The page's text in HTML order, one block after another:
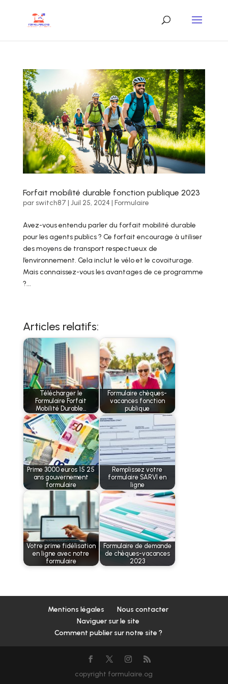
Forfait mobilité durable fonction publique 2023
par switch87 | Juil 25, 2024 | Formulaire
Avez-vous entendu parler du forfait mobilité durable
pour les agents publics ? Ce forfait encourage à utiliser
des moyens de transport respectueux de
l’environnement. Cela inclut le vélo et le covoiturage.
Mais connaissez-vous les avantages de ce programme
?...
Articles relatifs:
Télécharger le
Formulaire Forfait
Mobilité Durable…
Formulaire chèques-
vacances fonction
publique
Prime 3000 euros 15 25
ans gouvernement
formulaire
Remplissez votre
formulaire SARVI en
ligne
Votre prime fidélisation
en ligne avec notre
formulaire
Formulaire de demande
de chèques-vacances
2023
Mentions légales
Nous contacter
Naviguer sur le site
Comment publier sur notre site ?
copyright formulaire.og